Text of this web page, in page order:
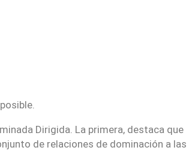
Dirigida. La primera, destaca que
de relaciones de dominación a las